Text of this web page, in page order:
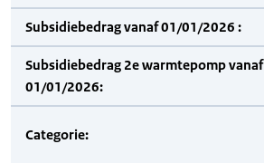
Subsidiebedrag vanaf 01/01/2026 :
Subsidiebedrag 2e warmtepomp vanaf
01/01/2026:
Categorie: